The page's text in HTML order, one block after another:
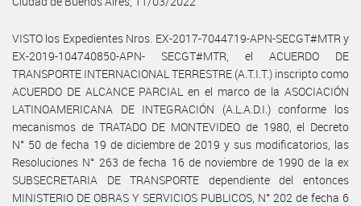
VISTO los Expedientes Nros. EX-2017-7044719-APN-SECGT#MTR y
EX-2019-104740850-APN- SECGT#MTR, el ACUERDO DE
TRANSPORTE INTERNACIONAL TERRESTRE (A.T.I.T.) inscripto como
ACUERDO DE ALCANCE PARCIAL en el marco de la ASOCIACIÓN
LATINOAMERICANA DE INTEGRACIÓN (A.L.A.D.I.) conforme los
mecanismos de TRATADO DE MONTEVIDEO de 1980, el Decreto
N° 50 de fecha 19 de diciembre de 2019 y sus modificatorios, las
Resoluciones N° 263 de fecha 16 de noviembre de 1990 de la ex
SUBSECRETARIA DE TRANSPORTE dependiente del entonces
MINISTERIO DE OBRAS Y SERVICIOS PUBLICOS, N° 202 de fecha 6